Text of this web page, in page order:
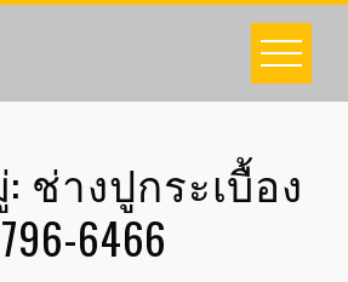
ช่างปูกระเบื้อง
6466